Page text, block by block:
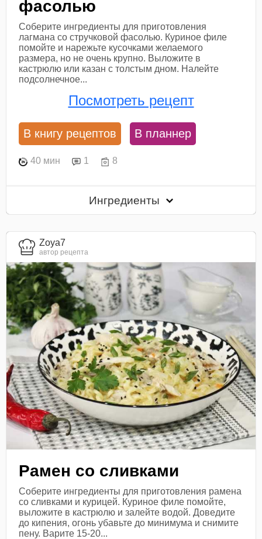
фасолью
Соберите ингредиенты для приготовления
лагмана со стручковой фасолью. Куриное филе
помойте и нарежьте кусочками желаемого
размера, но не очень крупно. Выложите в
кастрюлю или казан с толстым дном. Налейте
подсолнечное...
Посмотреть рецепт
В книгу рецептов В планнер
40 мин 1 8
Ингредиенты
Zoya7
автор рецепта
Рамен со сливками
Соберите ингредиенты для приготовления рамена
со сливками и курицей. Куриное филе помойте,
выложите в кастрюлю и залейте водой. Доведите
до кипения, огонь убавьте до минимума и снимите
пену. Варите 15-20...